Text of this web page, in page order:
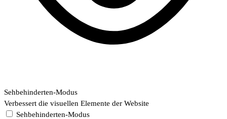
Sehbehinderten-Modus
Verbessert die visuellen Elemente der Website
Sehbehinderten-Modus